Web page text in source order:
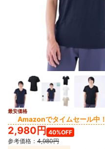
最安価格
Amazonでタイムセール中！
2,980円 40%OFF
参考価格： 4,980円